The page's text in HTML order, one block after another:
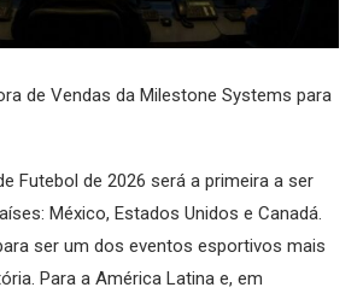
de Vendas da Milestone Systems para
Futebol de 2026 será a primeira a ser
México, Estados Unidos e Canadá.
ser um dos eventos esportivos mais
Para a América Latina e, em